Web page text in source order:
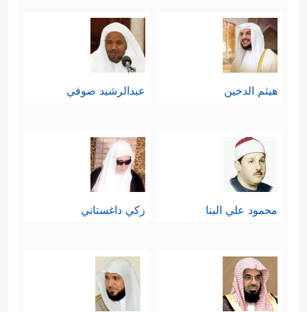
هيثم الدخين عبدالرشيد صوفي
محمود علي البنا زكي داغستاني